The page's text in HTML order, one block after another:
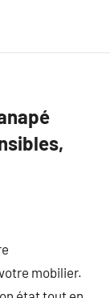
mobilier.